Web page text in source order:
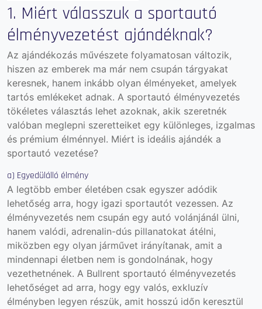
1. Miért válasszuk a sportautó
élményvezetést ajándéknak?
Az ajándékozás művészete folyamatosan változik,
hiszen az emberek ma már nem csupán tárgyakat
keresnek, hanem inkább olyan élményeket, amelyek
tartós emlékeket adnak. A sportautó élményvezetés
tökéletes választás lehet azoknak, akik szeretnék
valóban meglepni szeretteiket egy különleges, izgalmas
és prémium élménnyel. Miért is ideális ajándék a
sportautó vezetése?
a) Egyedülálló élmény
A legtöbb ember életében csak egyszer adódik
lehetőség arra, hogy igazi sportautót vezessen. Az
élményvezetés nem csupán egy autó volánjánál ülni,
hanem valódi, adrenalin-dús pillanatokat átélni,
miközben egy olyan járművet irányítanak, amit a
mindennapi életben nem is gondolnának, hogy
vezethetnének. A Bullrent sportautó élményvezetés
lehetőséget ad arra, hogy egy valós, exkluzív
élményben legyen részük, amit hosszú időn keresztül